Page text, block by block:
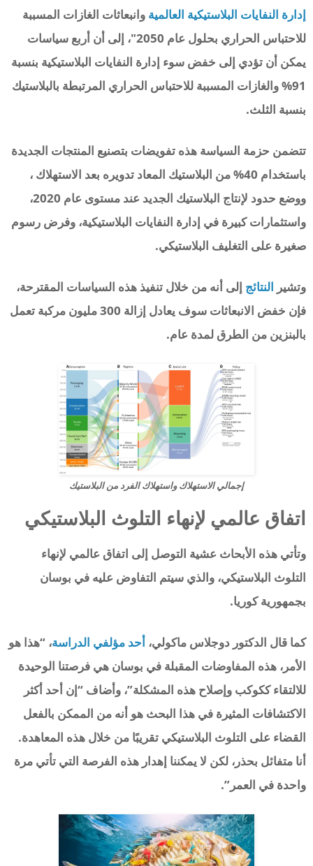
إدارة النفايات البلاستيكية العالمية وانبعاثات الغازات المسببة
للاحتباس الحراري بحلول عام 2050″، إلى أن أربع سياسات
يمكن أن تؤدي إلى خفض سوء إدارة النفايات البلاستيكية بنسبة
91% والغازات المسببة للاحتباس الحراري المرتبطة بالبلاستيك
بنسبة الثلث.
تتضمن حزمة السياسة هذه تفويضات بتصنيع المنتجات الجديدة
باستخدام 40% من البلاستيك المعاد تدويره بعد الاستهلاك ،
ووضع حدود لإنتاج البلاستيك الجديد عند مستوى عام 2020،
واستثمارات كبيرة في إدارة النفايات البلاستيكية، وفرض رسوم
صغيرة على التغليف البلاستيكي.
وتشير النتائج إلى أنه من خلال تنفيذ هذه السياسات المقترحة،
فإن خفض الانبعاثات سوف يعادل إزالة 300 مليون مركبة تعمل
بالبنزين من الطرق لمدة عام.
إجمالي الاستهلاك واستهلاك الفرد من البلاستيك
اتفاق عالمي لإنهاء التلوث البلاستيكي
وتأتي هذه الأبحاث عشية التوصل إلى اتفاق عالمي لإنهاء
التلوث البلاستيكي، والذي سيتم التفاوض عليه في بوسان
بجمهورية كوريا.
كما قال الدكتور دوجلاس ماكولي، أحد مؤلفي الدراسة، “هذا هو
الأمر، هذه المفاوضات المقبلة في بوسان هي فرصتنا الوحيدة
للالتقاء ككوكب وإصلاح هذه المشكلة”، وأضاف “إن أحد أكثر
الاكتشافات المثيرة في هذا البحث هو أنه من الممكن بالفعل
القضاء على التلوث البلاستيكي تقريبًا من خلال هذه المعاهدة.
أنا متفائل بحذر، لكن لا يمكننا إهدار هذه الفرصة التي تأتي مرة
واحدة في العمر”.